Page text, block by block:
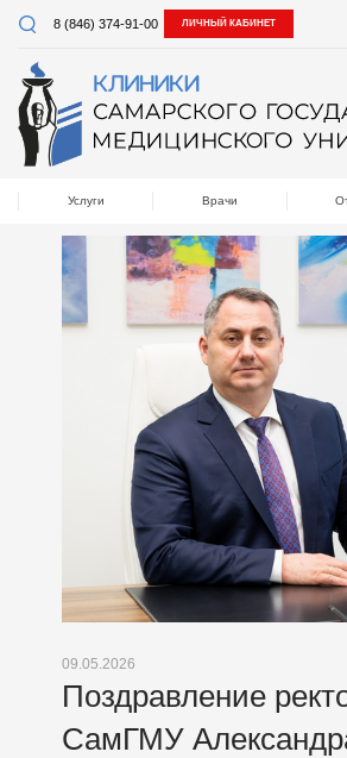
8 (846) 374-91-00 ЛИЧНЫЙ КАБИНЕТ
Услуги Врачи
09.05.2026
Поздравление
СамГМУ